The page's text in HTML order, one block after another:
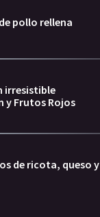
pollo rellena
irresistible
y Frutos Rojos
de ricota, queso y